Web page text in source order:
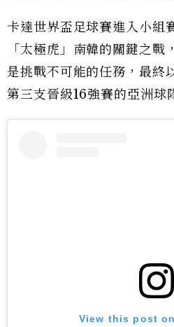
卡達世界盃足球賽進入小組
「太極虎」南韓的關鍵之戰
是挑戰不可能的任務，最終
第三支晉級16強賽的亞洲球
View this post